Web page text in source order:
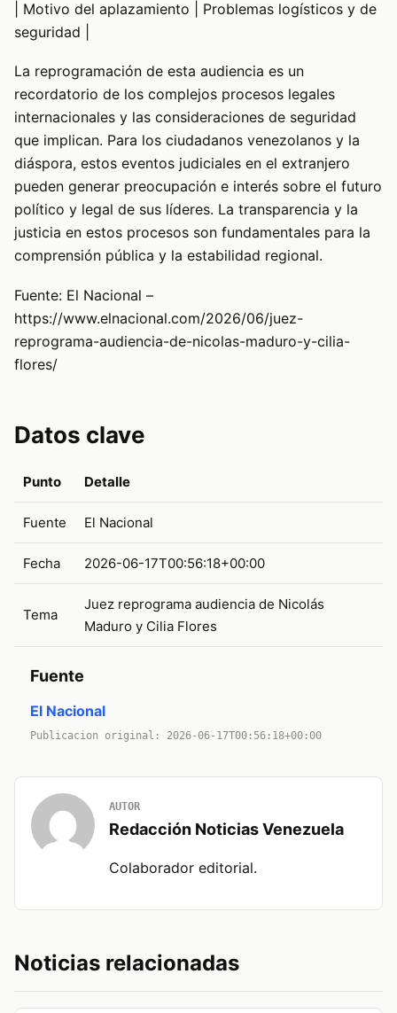
| Motivo del aplazamiento | Problemas logísticos y de
seguridad |
La reprogramación de esta audiencia es un
recordatorio de los complejos procesos legales
internacionales y las consideraciones de seguridad
que implican. Para los ciudadanos venezolanos y la
diáspora, estos eventos judiciales en el extranjero
pueden generar preocupación e interés sobre el futuro
político y legal de sus líderes. La transparencia y la
justicia en estos procesos son fundamentales para la
comprensión pública y la estabilidad regional.
Fuente: El Nacional –
https://www.elnacional.com/2026/06/juez-
reprograma-audiencia-de-nicolas-maduro-y-cilia-
flores/
Datos clave
Punto Detalle
Fuente El Nacional
Fecha 2026-06-17T00:56:18+00:00
Tema
Juez reprograma audiencia de Nicolás
Maduro y Cilia Flores
Fuente
El Nacional
Publicacion original: 2026-06-17T00:56:18+00:00
AUTOR
Redacción Noticias Venezuela
Colaborador editorial.
Noticias relacionadas